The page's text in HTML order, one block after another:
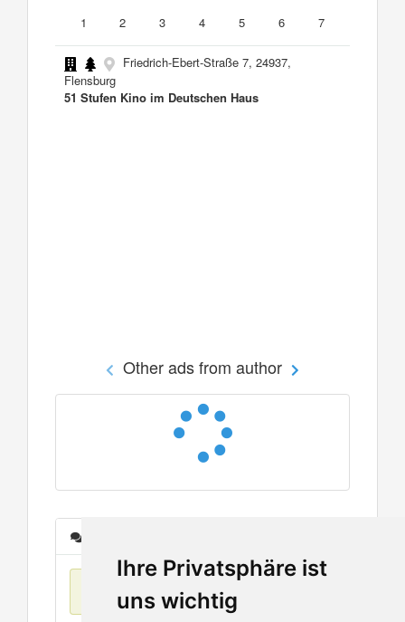
Ihre Privatsphäre ist
uns wichtig
1
2 3 4 5 6 7
Friedrich-Ebert-Straße 7, 24937,
Flensburg
51 Stufen Kino im Deutschen Haus
Other ads from author
No items found